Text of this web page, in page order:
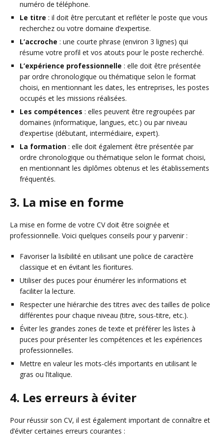
numéro de téléphone.
Le titre : il doit être percutant et refléter le poste que vous
recherchez ou votre domaine d’expertise.
L’accroche : une courte phrase (environ 3 lignes) qui
résume votre profil et vos atouts pour le poste recherché.
L’expérience professionnelle : elle doit être présentée
par ordre chronologique ou thématique selon le format
choisi, en mentionnant les dates, les entreprises, les postes
occupés et les missions réalisées.
Les compétences : elles peuvent être regroupées par
domaines (informatique, langues, etc.) ou par niveau
d’expertise (débutant, intermédiaire, expert).
La formation : elle doit également être présentée par
ordre chronologique ou thématique selon le format choisi,
en mentionnant les diplômes obtenus et les établissements
fréquentés.
3. La mise en forme
La mise en forme de votre CV doit être soignée et
professionnelle. Voici quelques conseils pour y parvenir :
Favoriser la lisibilité en utilisant une police de caractère
classique et en évitant les fioritures.
Utiliser des puces pour énumérer les informations et
faciliter la lecture.
Respecter une hiérarchie des titres avec des tailles de police
différentes pour chaque niveau (titre, sous-titre, etc.).
Éviter les grandes zones de texte et préférer les listes à
puces pour présenter les compétences et les expériences
professionnelles.
Mettre en valeur les mots-clés importants en utilisant le
gras ou l’italique.
4. Les erreurs à éviter
Pour réussir son CV, il est également important de connaître et
d’éviter certaines erreurs courantes :